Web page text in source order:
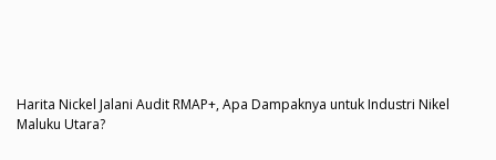
Harita Nickel Jalani Audit RMAP+, Apa Dampaknya untuk Industri Nikel
Maluku Utara?